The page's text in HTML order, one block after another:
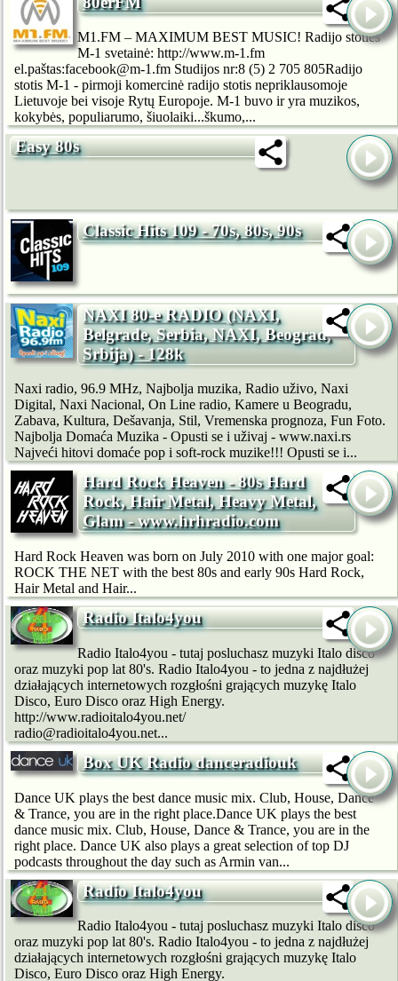
M1.FM – MAXIMUM BEST MUSIC! Radijo stoties
M-1 svetainė: http://www.m-1.fm
el.paštas:facebook@m-1.fm Studijos nr:8 (5) 2 705 805Radijo
stotis M-1 - pirmoji komercinė radijo stotis nepriklausomoje
Lietuvoje bei visoje Rytų Europoje. M-1 buvo ir yra muzikos,
kokybės, populiarumo, šiuolaiki...škumo,...
Easy 80s
Classic Hits 109 - 70s, 80s, 90s
NAXI 80-e RADIO (NAXI,
Belgrade, Serbia, NAXI, Beograd,
Srbija) - 128k
Naxi radio, 96.9 MHz, Najbolja muzika, Radio uživo, Naxi
Digital, Naxi Nacional, On Line radio, Kamere u Beogradu,
Zabava, Kultura, Dešavanja, Stil, Vremenska prognoza, Fun Foto.
Najbolja Domaća Muzika - Opusti se i uživaj - www.naxi.rs
Najveći hitovi domaće pop i soft-rock muzike!!! Opusti se i...
Hard Rock Heaven - 80s Hard
Rock, Hair Metal, Heavy Metal,
Glam - www.hrhradio.com
Hard Rock Heaven was born on July 2010 with one major goal:
ROCK THE NET with the best 80s and early 90s Hard Rock,
Hair Metal and Hair...
Radio Italo4you
Radio Italo4you - tutaj posluchasz muzyki Italo disco
oraz muzyki pop lat 80's. Radio Italo4you - to jedna z najdłużej
działających internetowych rozgłośni grających muzykę Italo
Disco, Euro Disco oraz High Energy.
http://www.radioitalo4you.net/
radio@radioitalo4you.net...
Box UK Radio danceradiouk
Dance UK plays the best dance music mix. Club, House, Dance
& Trance, you are in the right place.Dance UK plays the best
dance music mix. Club, House, Dance & Trance, you are in the
right place. Dance UK also plays a great selection of top DJ
podcasts throughout the day such as Armin van...
Radio Italo4you
Radio Italo4you - tutaj posluchasz muzyki Italo disco
oraz muzyki pop lat 80's. Radio Italo4you - to jedna z najdłużej
działających internetowych rozgłośni grających muzykę Italo
Disco, Euro Disco oraz High Energy.